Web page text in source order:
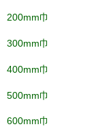
200mm巾
300mm巾
400mm巾
500mm巾
600mm巾